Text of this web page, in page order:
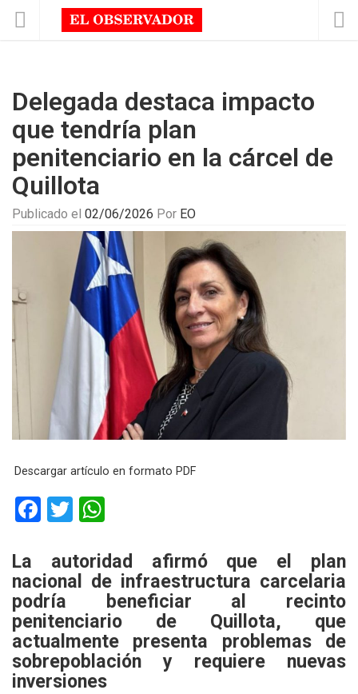
Delegada destaca impacto
que tendría plan
penitenciario en la cárcel de
Quillota
Publicado el 02/06/2026 Por EO
Descargar artículo en formato PDF
F
ce
b
o
o
k
T
tt
er
at
s
A
p
p
La autoridad afirmó que el plan
nacional de infraestructura carcelaria
podría beneficiar al recinto
penitenciario de Quillota, que
actualmente presenta problemas de
sobrepoblación y requiere nuevas
inversiones